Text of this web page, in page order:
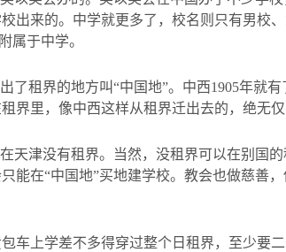
出来的。中学就更多了，校名则只有男校
属于中学。
了租界的地方叫“中国地”。中西1905年就有
界里，像中西这样从租界迁出去的，绝无仅
天津没有租界。当然，没租界可以在别国
能在“中国地”买地建学校。教会也做慈善
车上学差不多得穿过整个日租界，至少要二